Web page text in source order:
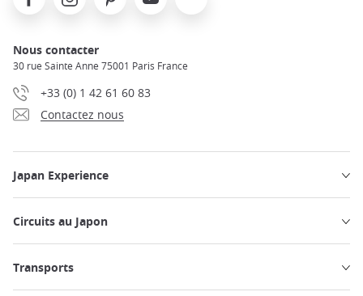
Nous contacter
30 rue Sainte Anne 75001 Paris France
+33 (0) 1 42 61 60 83
Contactez nous
Japan Experience
Circuits au Japon
Transports